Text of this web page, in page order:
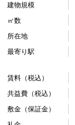
建物規模
㎡数
所在地
最寄り駅
賃料（税込）
共益費（税込）
敷金（保証金）